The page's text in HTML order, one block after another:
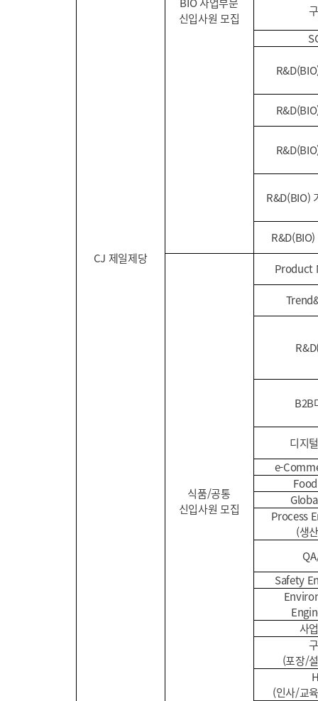
CJ 제일제당
신입사원 모집
R&D(BIO)
식품/공통
신입사원 모집
Product
B2B
디지
e-
Process
(생
Safety
사
(포장/
(인사/교